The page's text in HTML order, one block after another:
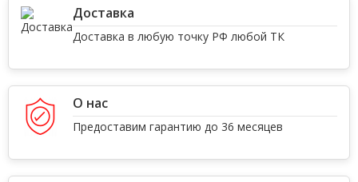
Доставка
Доставка в любую точку РФ любой ТК
О нас
Предоставим гарантию до 36 месяцев